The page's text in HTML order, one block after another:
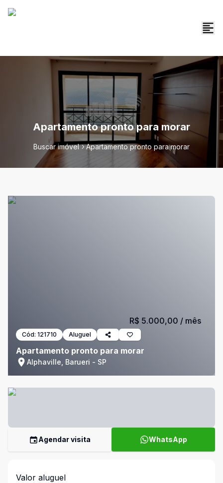
Apartamento pronto para morar
Buscar imóvel Apartamento pronto para morar
Cód: 121710 Aluguel
Apartamento pronto para morar
Alphaville, Barueri - SP
R$ 5.000,00 / mês
Agendar visita WhatsApp
Valor aluguel